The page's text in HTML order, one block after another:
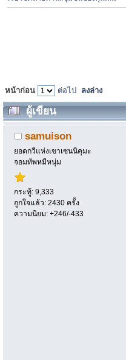
หน้าก่อน ต่อไป ลงล่าง
ผู้เขียน
samuison
ยอดกวีแห่งเขาเซนนิคุมะ
จอมทัพหมีหนุ่ม
กระทู้: 9,333
ถูกใจแล้ว: 2430 ครั้ง
ความนิยม: +246/-433